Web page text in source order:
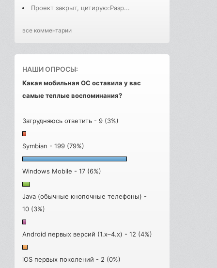
Проект закрыт, цитирую:Разр...
все комментарии
НАШИ ОПРОСЫ:
Какая мобильная ОС оставила у вас
самые теплые воспоминания?
Затрудняюсь ответить - 9 (3%)
Symbian - 199 (79%)
Windows Mobile - 17 (6%)
Java (обычные кнопочные телефоны) -
10 (3%)
Android первых версий (1.x–4.x) - 12 (4%)
iOS первых поколений - 2 (0%)